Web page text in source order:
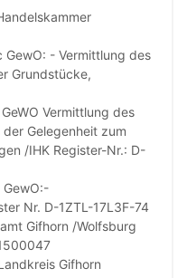
- Vermittlung des
Grundstücke,
Vermittlung des
Gelegenheit zum
/IHK Register-Nr.: D-
Nr. D-1ZTL-17L3F-74
Gifhorn /Wolfsburg
Gifhorn